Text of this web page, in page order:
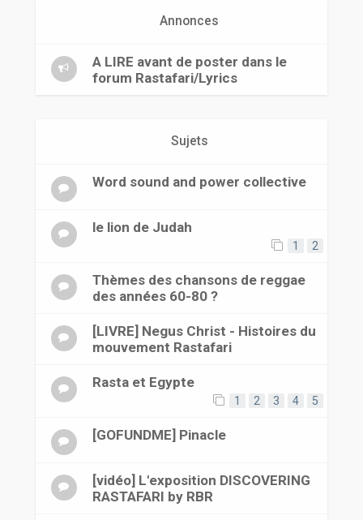
Annonces
A LIRE avant de poster dans le
forum Rastafari/Lyrics
Sujets
Word sound and power collective
le lion de Judah
1 2
Thèmes des chansons de reggae
des années 60-80 ?
[LIVRE] Negus Christ - Histoires du
mouvement Rastafari
Rasta et Egypte
1 2 3 4 5
[GOFUNDME] Pinacle
[vidéo] L'exposition DISCOVERING
RASTAFARI by RBR